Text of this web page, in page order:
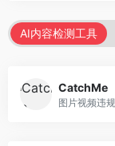
AI内容检测工具
CatchMe